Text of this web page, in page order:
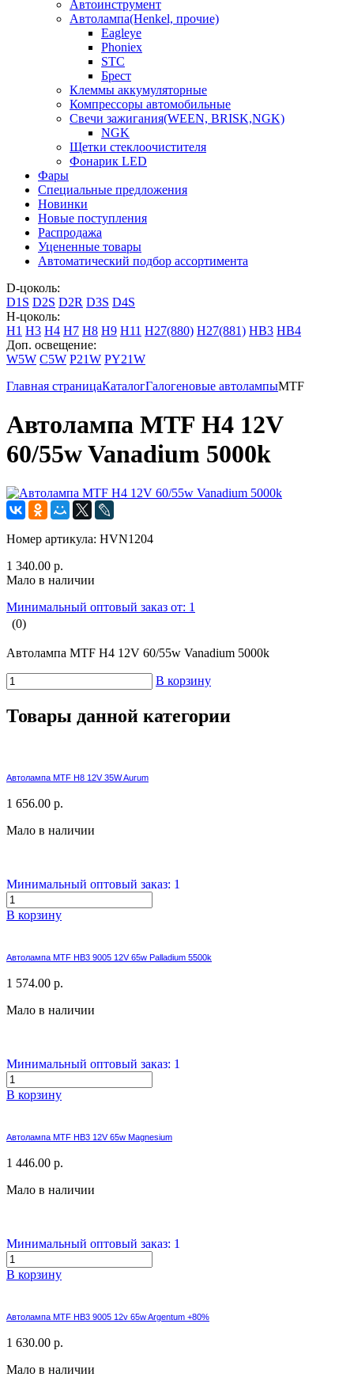
Автоинструмент
Автолампа(Henkel, прочие)
Eagleye
Phoniex
STC
Брест
Клеммы аккумуляторные
Компрессоры автомобильные
Свечи зажигания(WEEN, BRISK,NGK)
NGK
Щетки стеклоочистителя
Фонарик LED
Фары
Специальные предложения
Новинки
Новые поступления
Распродажа
Уцененные товары
Автоматический подбор ассортимента
D-цоколь:
D1S D2S D2R D3S D4S
H-цоколь:
H1 H3 H4 H7 H8 H9 H11 H27(880) H27(881) HB3 HB4
Доп. освещение:
W5W C5W P21W PY21W
Главная страницаКаталогГалогеновые автолампыMTF
Автолампа MTF H4 12V
60/55w Vanadium 5000k
Номер артикула: HVN1204
1 340.00 р.
Мало в наличии
Минимальный оптовый заказ от: 1
(0)
Автолампа MTF H4 12V 60/55w Vanadium 5000k
В корзину
Товары данной категории
Автолампа MTF H8 12V 35W Aurum
1 656.00 р.
Мало в наличии
Минимальный оптовый заказ: 1
В корзину
Автолампа MTF HB3 9005 12V 65w Palladium 5500k
1 574.00 р.
Мало в наличии
Минимальный оптовый заказ: 1
В корзину
Автолампа MTF HB3 12V 65w Magnesium
1 446.00 р.
Мало в наличии
Минимальный оптовый заказ: 1
В корзину
Автолампа MTF HB3 9005 12v 65w Argentum +80%
1 630.00 р.
Мало в наличии